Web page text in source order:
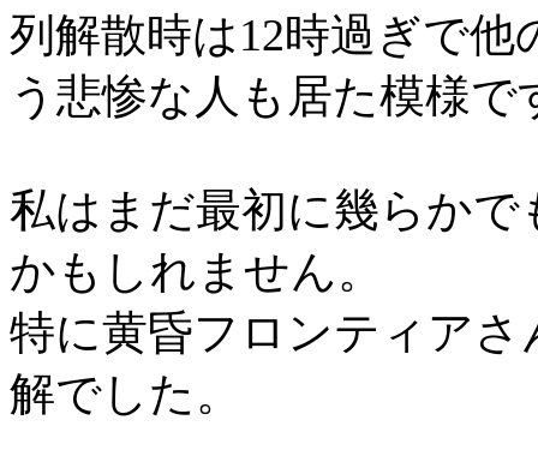
列解散時は12時過ぎで
う悲惨な人も居た模様で
私はまだ最初に幾らか
かもしれません。
特に黄昏フロンティア
解でした。